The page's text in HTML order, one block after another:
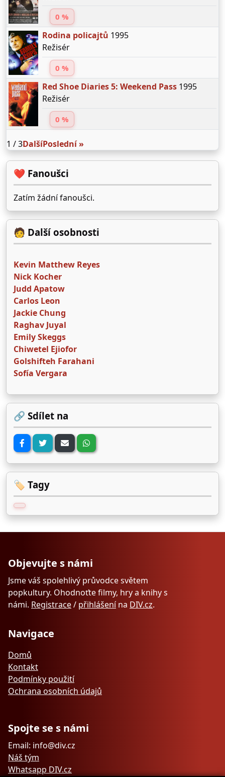
0 %
Rodina policajtů 1995
Režisér
0 %
Red Shoe Diaries 5: Weekend Pass1995
Režisér
0 %
1 / 3DalšíPoslední »
❤️ Fanoušci
Zatím žádní fanoušci.
🧑 Další osobnosti
Kevin Matthew Reyes
Nick Kocher
Judd Apatow
Carlos Leon
Jackie Chung
Raghav Juyal
Emily Skeggs
Chiwetel Ejiofor
Golshifteh Farahani
Sofía Vergara
🔗 Sdílet na
🏷️ Tagy
Objevujte s námi
Jsme váš spolehlivý průvodce světem
popkultury. Ohodnoťte filmy, hry a knihy s
námi. Registrace/ přihlášenína DIV.cz.
Navigace
Domů
Kontakt
Podmínky použití
Ochrana osobních údajů
Spojte se s námi
Email: info@div.cz
Náš tým
Whatsapp DIV.cz